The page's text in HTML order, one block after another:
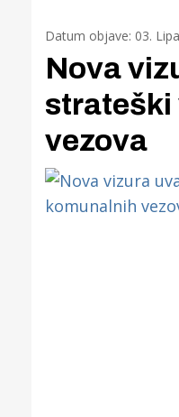
Datum objave: 03.
Nova
strateški
vezova